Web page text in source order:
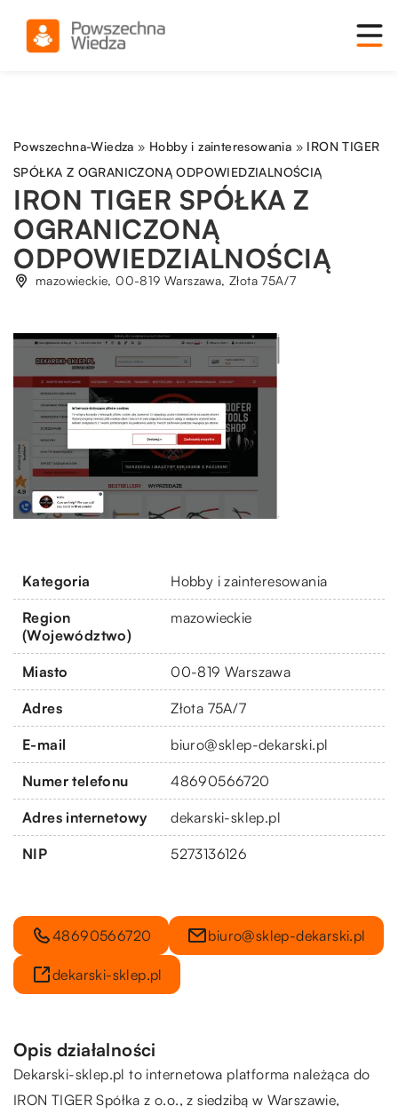
Powszechna-Wiedza » Hobby i zainteresowania » IRON TIGER
SPÓŁKA Z OGRANICZONĄ ODPOWIEDZIALNOŚCIĄ
IRON TIGER SPÓŁKA Z
OGRANICZONĄ
ODPOWIEDZIALNOŚCIĄ
mazowieckie, 00-819 Warszawa, Złota 75A/7
Kategoria Hobby i zainteresowania
Region
(Województwo)
mazowieckie
Miasto 00-819 Warszawa
Adres Złota 75A/7
E-mail biuro@sklep-dekarski.pl
Numer telefonu 48690566720
Adres internetowy dekarski-sklep.pl
NIP 5273136126
48690566720 biuro@sklep-dekarski.pl
dekarski-sklep.pl
Opis działalności
Dekarski-sklep.pl to internetowa platforma należąca do
IRON TIGER Spółka z o.o., z siedzibą w Warszawie,